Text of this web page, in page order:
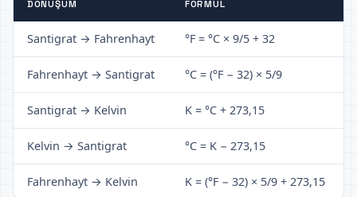
DÖNÜŞÜM FORMÜL
Santigrat → Fahrenhayt °F = °C × 9/5 + 32
Fahrenhayt → Santigrat °C = (°F − 32) × 5/9
Santigrat → Kelvin K = °C + 273,15
Kelvin → Santigrat °C = K − 273,15
Fahrenhayt → Kelvin K = (°F − 32) × 5/9 + 273,15